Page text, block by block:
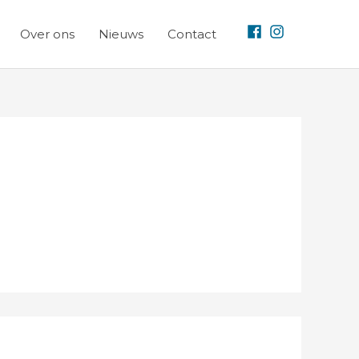
Over ons Nieuws Contact